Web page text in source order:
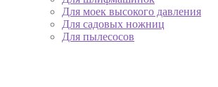
Для моек высокого давления
Для садовых ножниц
Для пылесосов